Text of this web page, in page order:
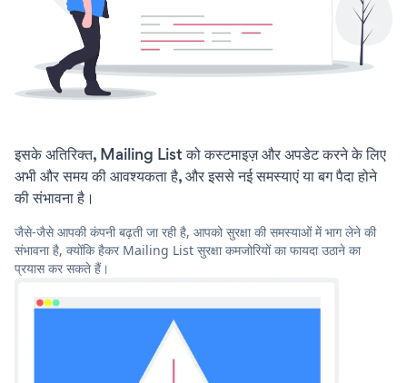
इसके अतिरिक्त, Mailing List को कस्टमाइज़ और अपडेट करने के लिए
अभी और समय की आवश्यकता है, और इससे नई समस्याएं या बग पैदा होने
की संभावना है।
जैसे-जैसे आपकी कंपनी बढ़ती जा रही है, आपको सुरक्षा की समस्याओं में भाग लेने की
संभावना है, क्योंकि हैकर Mailing List सुरक्षा कमजोरियों का फायदा उठाने का
प्रयास कर सकते हैं।